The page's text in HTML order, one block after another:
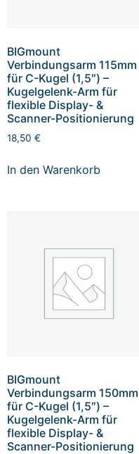
BIGmount
Verbindungsarm 115mm
für C-Kugel (1,5″) –
Kugelgelenk-Arm für
flexible Display- &
Scanner-Positionierung
18,50 €
In den Warenkorb
BIGmount
Verbindungsarm 150mm
für C-Kugel (1,5″) –
Kugelgelenk-Arm für
flexible Display- &
Scanner-Positionierung